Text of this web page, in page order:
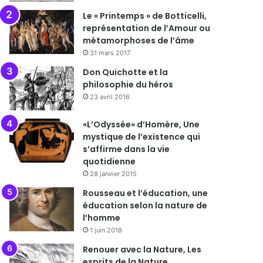
Le « Printemps » de Botticelli,
représentation de l’Amour ou
métamorphoses de l’âme
31 mars 2017
Don Quichotte et la
philosophie du héros
23 avril 2016
«L’Odyssée» d’Homère, Une
mystique de l’existence qui
s’affirme dans la vie
quotidienne
28 janvier 2015
Rousseau et l’éducation, une
éducation selon la nature de
l’homme
1 juin 2018
Renouer avec la Nature, Les